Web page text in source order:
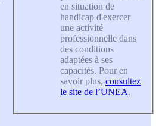
en situation de
handicap d'exercer
une activité
professionnelle dans
des conditions
adaptées à ses
capacités. Pour en
savoir plus, consultez
le site de l’UNEA.